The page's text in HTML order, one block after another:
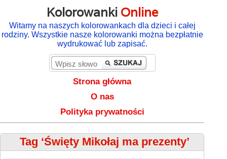
Kolorowanki Online
Witamy na naszych kolorowankach dla dzieci i całej
rodziny. Wszystkie nasze kolorowanki można bezpłatnie
wydrukować lub zapisać.
Strona główna
O nas
Polityka prywatności
Tag ‘Święty Mikołaj ma prezenty’